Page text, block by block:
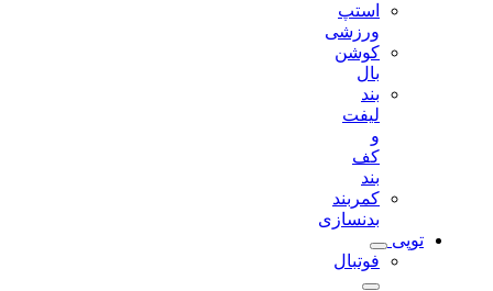
استپ
ورزشی
کوشن
کمربند
بدنسازی
توپی
فوتبال